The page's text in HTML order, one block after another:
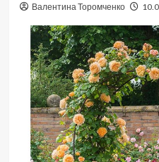
Валентина Торомченко